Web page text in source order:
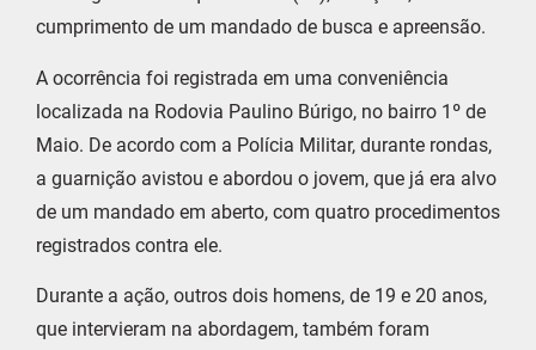
cumprimento de um mandado de busca e apreensão.
A ocorrência foi registrada em uma conveniência
localizada na Rodovia Paulino Búrigo, no bairro 1º de
Maio. De acordo com a Polícia Militar, durante rondas,
a guarnição avistou e abordou o jovem, que já era alvo
de um mandado em aberto, com quatro procedimentos
registrados contra ele.
Durante a ação, outros dois homens, de 19 e 20 anos,
que intervieram na abordagem, também foram